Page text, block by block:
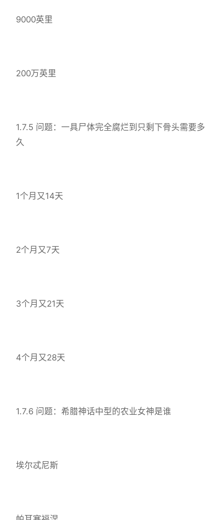
9000英里
200万英里
1.7.5 问题：一具尸体完全腐烂到只剩下骨头需要多
久
1个月又14天
2个月又7天
3个月又21天
4个月又28天
1.7.6 问题：希腊神话中型的农业女神是谁
埃尔忒尼斯